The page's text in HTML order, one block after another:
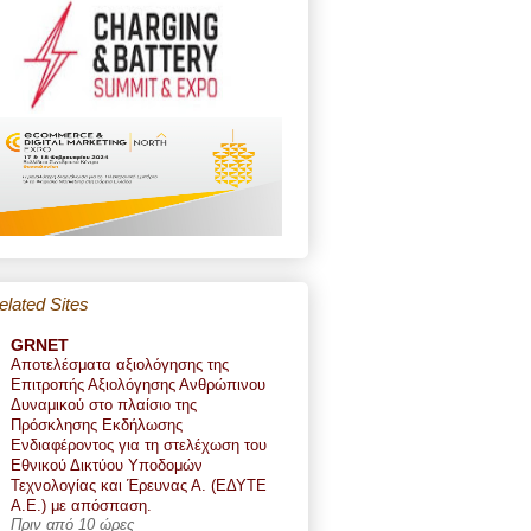
Sites
GRNET
Αποτελέσματα αξιολόγησης της
Επιτροπής Αξιολόγησης Ανθρώπινου
Δυναμικού στο πλαίσιο της
Πρόσκλησης Εκδήλωσης
Ενδιαφέροντος για τη στελέχωση του
Εθνικού Δικτύου Υποδομών
Τεχνολογίας και Έρευνας Α. (ΕΔΥΤΕ
Α.Ε.) με απόσπαση.
Πριν από 10 ώρες